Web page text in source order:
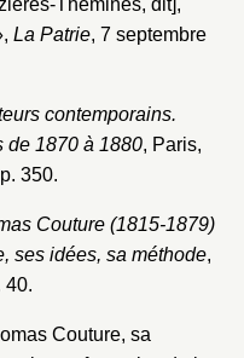
La Patrie, 7 septembre
contemporains.
de 1870 à 1880, Paris,
350.
Couture (1815-1879)
ses idées, sa méthode,
40.
Couture, sa
Fermer